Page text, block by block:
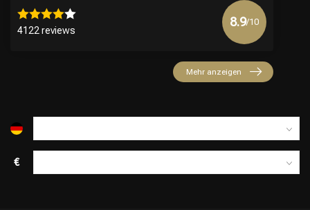
4122 reviews
8.9/10
Mehr anzeigen
€